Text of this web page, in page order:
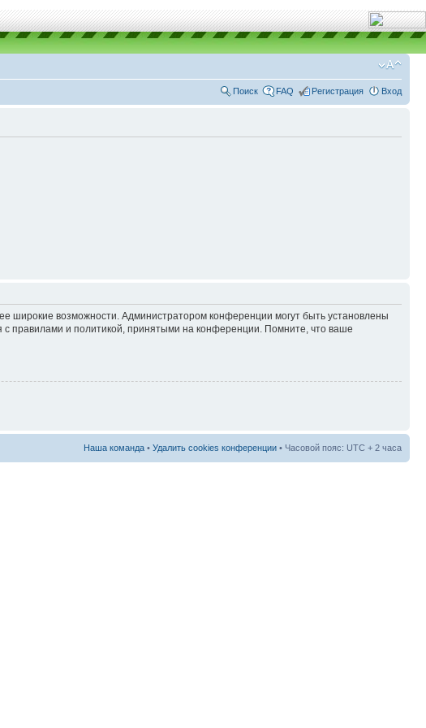
Поиск FAQ Регистрация Вход
широкие возможности. Администратором конференции могут быть установлены
с правилами и политикой, принятыми на конференции. Помните, что ваше
Наша команда • Удалить cookies конференции • Часовой пояс: UTC + 2 часа